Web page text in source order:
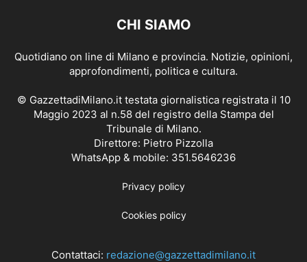
CHI SIAMO
Quotidiano on line di Milano e provincia. Notizie, opinioni,
approfondimenti, politica e cultura.
© GazzettadiMilano.it testata giornalistica registrata il 10
Maggio 2023 al n.58 del registro della Stampa del
Tribunale di Milano.
Direttore: Pietro Pizzolla
WhatsApp & mobile: 351.5646236
Privacy policy
Cookies policy
Contattaci: redazione@gazzettadimilano.it